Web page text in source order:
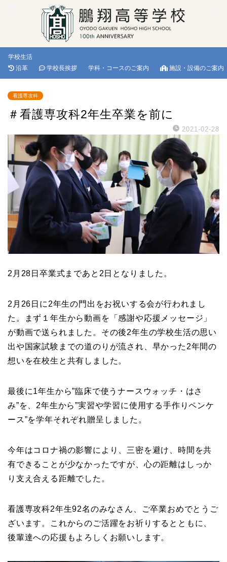
学校生活
沿革
学校長挨拶 学科・コースのご案内 施設・設備のご案内
看護専攻科
＃看護専攻科2年生卒業を前に
2021-02-28
2月28日卒業式まであと2日となりました。
2月26日に2年生の門出をお祝いする会が行われまし
た。まず１年生から動画を「感謝や応援メッセージ」
が動画で送られました。その後2年生の学校生活の思い
出や国家試験までの道のりが流され、早かった2年間の
想いを在校生と共有しました。
最後に1年生から”臨床で使うナースウォッチ・はさ
み”を、2年生から”実習や学習に使用する手作りペンケ
ース”を学年それぞれ贈呈しました。
今年はコロナ禍の影響により、三密を避け、時間を共
有できることが少なかったですが、心の距離はしっか
り支え合える距離でした。
看護専攻科2年生92名のみなさん、ご卒業おめでとうご
ざいます。これからのご活躍をお祈りするとともに、
後輩達への応援もよろしくお願いします。